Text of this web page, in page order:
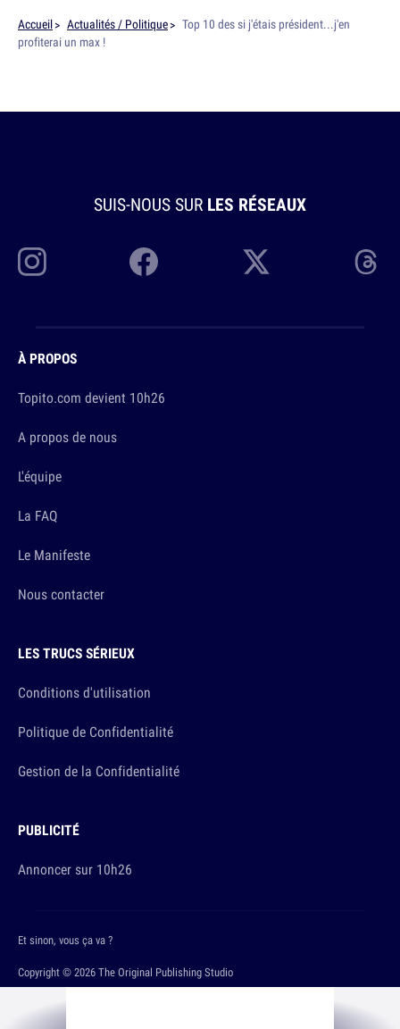
Accueil Actualités / Politique
Top 10 des si j'étais président...j'en
profiterai un max !
SUIS-NOUS SUR LES RÉSEAUX
À PROPOS
Topito.com devient 10h26
A propos de nous
L'équipe
La FAQ
Le Manifeste
Nous contacter
LES TRUCS SÉRIEUX
Conditions d'utilisation
Politique de Confidentialité
Gestion de la Confidentialité
PUBLICITÉ
Annoncer sur 10h26
Copyright © 2026 The Original Publishing Studio
Et sinon, vous ça va ?